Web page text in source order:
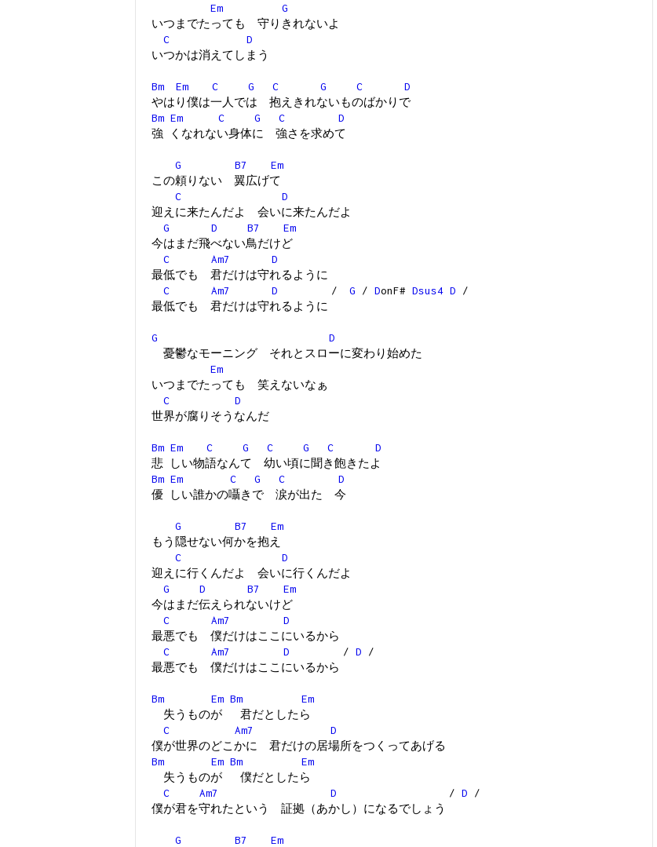
Em
G
いつまでたっても 守りきれないよ
C
D
いつかは消えてしまう
Bm Em C G C G C
D
やはり僕は一人では 抱えきれないものばかりで
Bm Em C G C
D
強 くなれない身体に 強さを求めて
G B7
Em
この頼りない 翼広げて
C
D
迎えに来たんだよ 会いに来たんだよ
G
D B7
Em
今はまだ飛べない鳥だけど
C
Am7
D
最低でも 君だけは守れるように
C
Am7 D / G / DonF# Dsus4 D /
最低でも 君だけは守れるように
G
D
憂鬱なモーニング それとスローに変わり始めた
Em
いつまでたっても 笑えないなぁ
C
D
世界が腐りそうなんだ
Bm Em C G C G C
D
悲 しい物語なんて 幼い頃に聞き飽きたよ
Bm Em C G C
D
優 しい誰かの囁きで 涙が出た 今
G B7
Em
もう隠せない何かを抱え
C
D
迎えに行くんだよ 会いに行くんだよ
G
D B7
Em
今はまだ伝えられないけど
C
Am7
D
最悪でも 僕だけはここにいるから
C
Am7 D / D /
最悪でも 僕だけはここにいるから
Bm Em Bm
Em
失うものが 君だとしたら
C
Am7
D
僕が世界のどこかに 君だけの居場所をつくってあげる
Bm
Em Bm
Em
失うものが 僕だとしたら
C
Am7 D / D /
僕が君を守れたという 証拠（あかし）になるでしょう
G B7
Em